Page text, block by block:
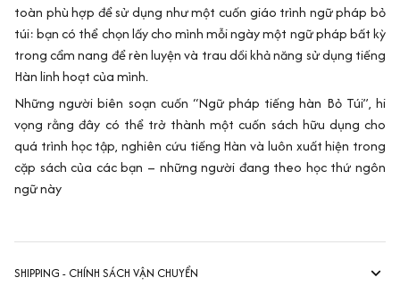
toàn phù hợp để sử dụng như một cuốn giáo trình ngữ pháp bỏ
túi: bạn có thể chọn lấy cho mình mỗi ngày một ngữ pháp bất kỳ
trong cẩm nang để rèn luyện và trau dồi khả năng sử dụng tiếng
Hàn linh hoạt của mình.
Những người biên soạn cuốn “Ngữ pháp tiếng hàn Bỏ Túi”, hi
vọng rằng đây có thể trở thành một cuốn sách hữu dụng cho
quá trình học tập, nghiên cứu tiếng Hàn và luôn xuất hiện trong
cặp sách của các bạn – những người đang theo học thứ ngôn
ngữ này
SHIPPING - CHÍNH SÁCH VẬN CHUYỂN